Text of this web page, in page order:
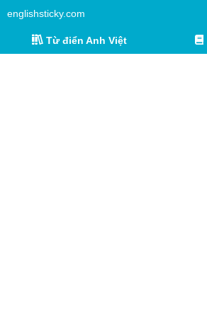
englishsticky.com
Từ điển Anh Việt